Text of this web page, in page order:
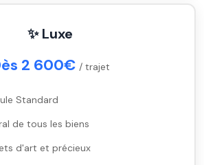
✨ Luxe
2 600€ / trajet
Standard
de tous les biens
d'art et précieux